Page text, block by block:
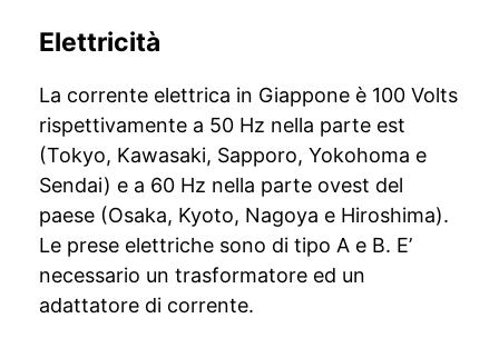
Elettricità
La corrente elettrica in Giappone è 100 Volts
rispettivamente a 50 Hz nella parte est
(Tokyo, Kawasaki, Sapporo, Yokohoma e
Sendai) e a 60 Hz nella parte ovest del
paese (Osaka, Kyoto, Nagoya e Hiroshima).
Le prese elettriche sono di tipo A e B. E’
necessario un trasformatore ed un
adattatore di corrente.